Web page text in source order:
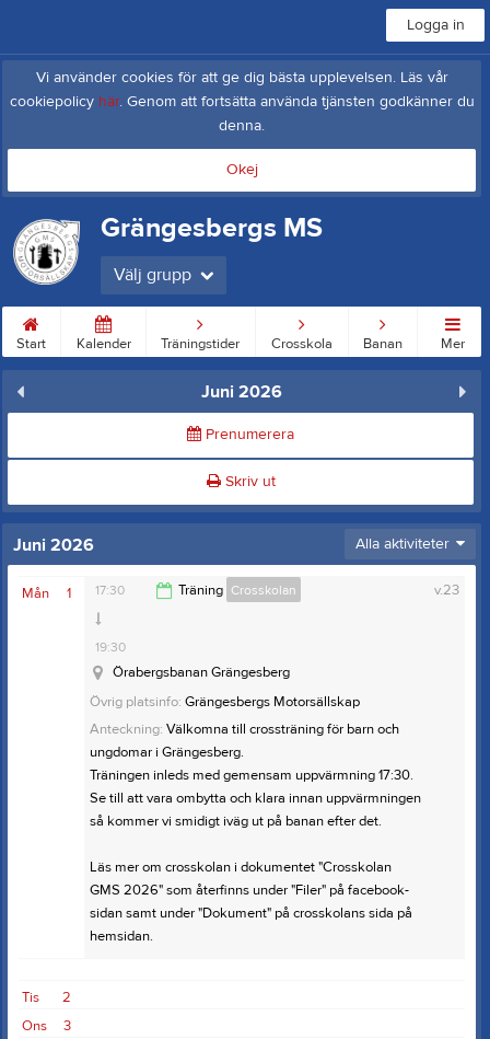
Logga in
Vi använder cookies för att ge dig bästa upplevelsen. Läs vår
cookiepolicy här. Genom att fortsätta använda tjänsten godkänner du
denna.
Okej
Grängesbergs MS
Välj grupp
Start Kalender Träningstider Crosskola Banan Mer
Juni 2026
Prenumerera
Skriv ut
Juni 2026 Alla aktiviteter
1
Mån v.23
17:30 Träning Crosskolan
19:30
Örabergsbanan Grängesberg
Övrig platsinfo: Grängesbergs Motorsällskap
Anteckning: Välkomna till crossträning för barn och
ungdomar i Grängesberg.
Träningen inleds med gemensam uppvärmning 17:30.
Se till att vara ombytta och klara innan uppvärmningen
så kommer vi smidigt iväg ut på banan efter det.
Läs mer om crosskolan i dokumentet "Crosskolan
GMS 2026" som återfinns under "Filer" på facebook-
sidan samt under "Dokument" på crosskolans sida på
hemsidan.
2
Tis
3
Ons